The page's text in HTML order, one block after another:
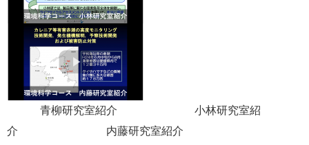
青柳研究室紹介 小林研究室紹
介 内藤研究室紹介